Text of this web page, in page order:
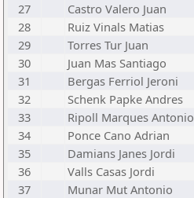
27
Castro Valero Juan
28
Ruiz Vinals Matias
29
Torres Tur Juan
30
Juan Mas Santiago
31
Bergas Ferriol Jeroni
32
Schenk Papke Andres
33
Ripoll Marques Antonio
34
Ponce Cano Adrian
35
Damians Janes Jordi
36
Valls Casas Jordi
37
Munar Mut Antonio